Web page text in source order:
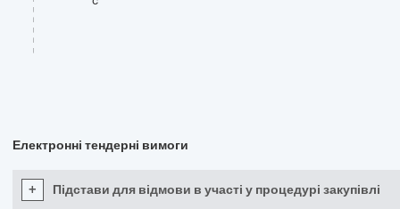
Електронні тендерні вимоги
+ Підстави для відмови в участі у процедурі закупівлі